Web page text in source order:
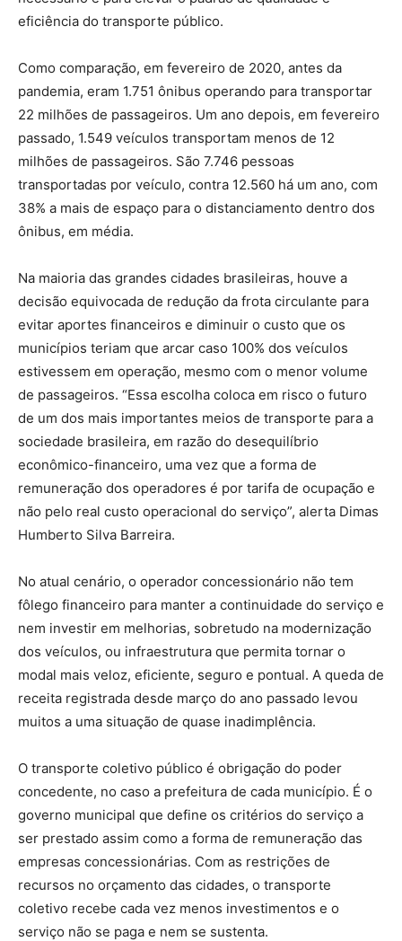
eficiência do transporte público.
Como comparação, em fevereiro de 2020, antes da
pandemia, eram 1.751 ônibus operando para transportar
22 milhões de passageiros. Um ano depois, em fevereiro
passado, 1.549 veículos transportam menos de 12
milhões de passageiros. São 7.746 pessoas
transportadas por veículo, contra 12.560 há um ano, com
38% a mais de espaço para o distanciamento dentro dos
ônibus, em média.
Na maioria das grandes cidades brasileiras, houve a
decisão equivocada de redução da frota circulante para
evitar aportes financeiros e diminuir o custo que os
municípios teriam que arcar caso 100% dos veículos
estivessem em operação, mesmo com o menor volume
de passageiros. “Essa escolha coloca em risco o futuro
de um dos mais importantes meios de transporte para a
sociedade brasileira, em razão do desequilíbrio
econômico-financeiro, uma vez que a forma de
remuneração dos operadores é por tarifa de ocupação e
não pelo real custo operacional do serviço”, alerta Dimas
Humberto Silva Barreira.
No atual cenário, o operador concessionário não tem
fôlego financeiro para manter a continuidade do serviço e
nem investir em melhorias, sobretudo na modernização
dos veículos, ou infraestrutura que permita tornar o
modal mais veloz, eficiente, seguro e pontual. A queda de
receita registrada desde março do ano passado levou
muitos a uma situação de quase inadimplência.
O transporte coletivo público é obrigação do poder
concedente, no caso a prefeitura de cada município. É o
governo municipal que define os critérios do serviço a
ser prestado assim como a forma de remuneração das
empresas concessionárias. Com as restrições de
recursos no orçamento das cidades, o transporte
coletivo recebe cada vez menos investimentos e o
serviço não se paga e nem se sustenta.